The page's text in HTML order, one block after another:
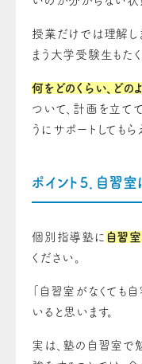
授業だけでは理解しき
まう大学受験生もたく
何をどのくらい、どの
ついて、計画を立て
うにサポートしてもら
ポイント５．自習
個別指導塾に 自習
ください。
「自習室がなくても
いると思います。
実は、塾の自習室で